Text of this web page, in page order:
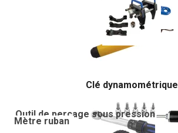
Outil d'ébavurage
Clé dynamométrique
Outil de perçage sous pression
Mètre ruban